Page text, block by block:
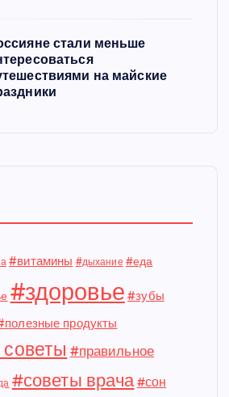
стали меньше
на майские
#витамины #дыхание #еда
#здоровье #зубы
продукты
#правильное
#советы врача#сон